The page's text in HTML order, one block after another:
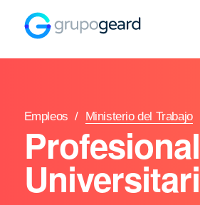
Empleos / Ministerio del Trabajo
Profesional